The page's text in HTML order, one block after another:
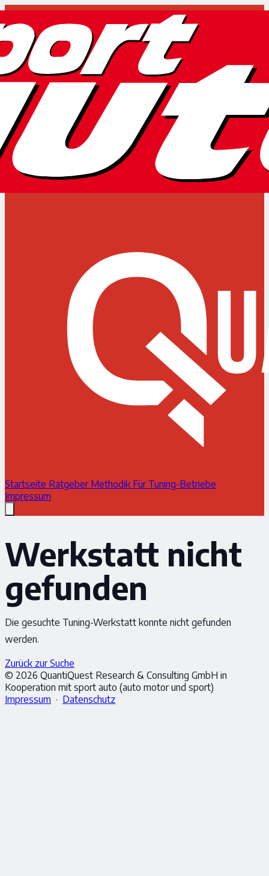
Startseite Ratgeber Methodik Für Tuning-Betriebe
Impressum
Werkstatt nicht
gefunden
Die gesuchte Tuning-Werkstatt konnte nicht gefunden
werden.
Zurück zur Suche
© 2026 QuantiQuest Research & Consulting GmbH in
Kooperation mit sport auto (auto motor und sport)
Impressum · Datenschutz